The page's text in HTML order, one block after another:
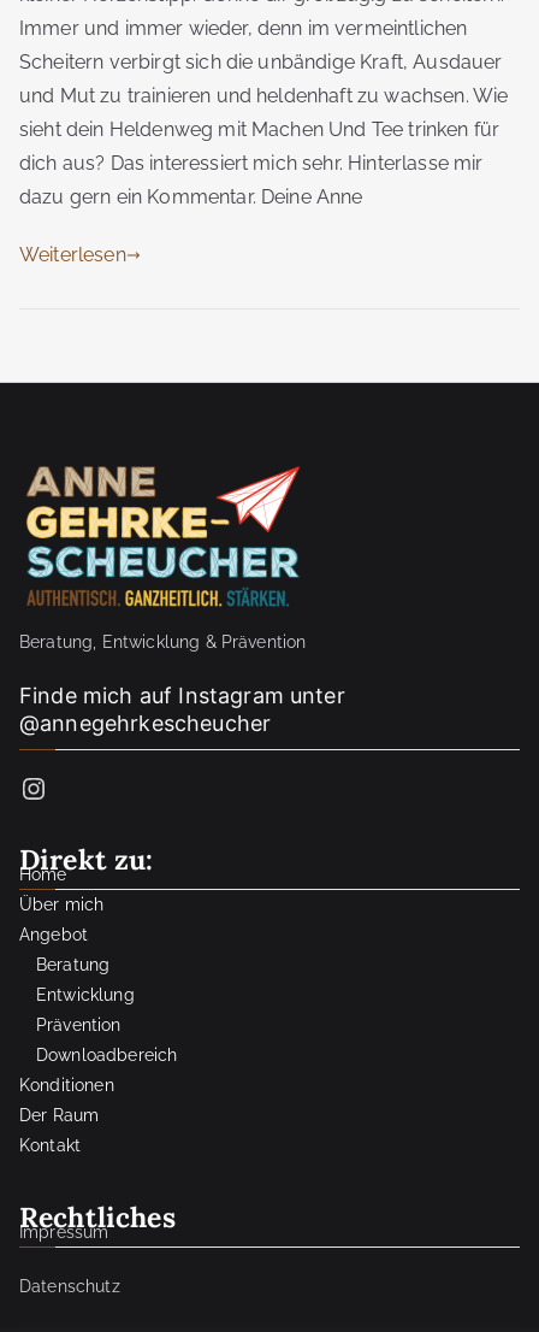
Immer und immer wieder, denn im vermeintlichen
Scheitern verbirgt sich die unbändige Kraft, Ausdauer
und Mut zu trainieren und heldenhaft zu wachsen. Wie
sieht dein Heldenweg mit Machen Und Tee trinken für
dich aus? Das interessiert mich sehr. Hinterlasse mir
dazu gern ein Kommentar. Deine Anne
Weiterlesen
Beratung, Entwicklung & Prävention
Finde mich auf Instagram unter
@annegehrkescheucher
Instagram
Direkt zu:
Home
Über mich
Angebot
Beratung
Entwicklung
Prävention
Downloadbereich
Konditionen
Der Raum
Kontakt
Rechtliches
Impressum
Datenschutz